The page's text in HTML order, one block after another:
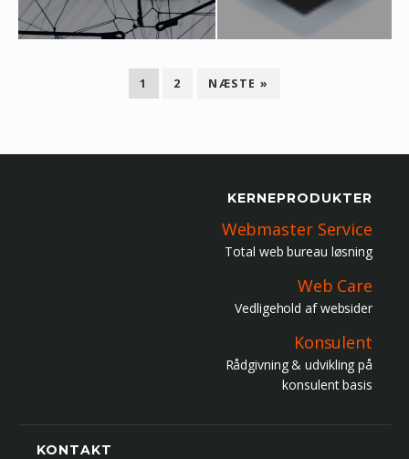
1 2 NÆSTE »
KERNEPRODUKTER
Webmaster Service
Total web bureau løsning
Web Care
Vedligehold af websider
Konsulent
Rådgivning & udvikling på
konsulent basis
KONTAKT